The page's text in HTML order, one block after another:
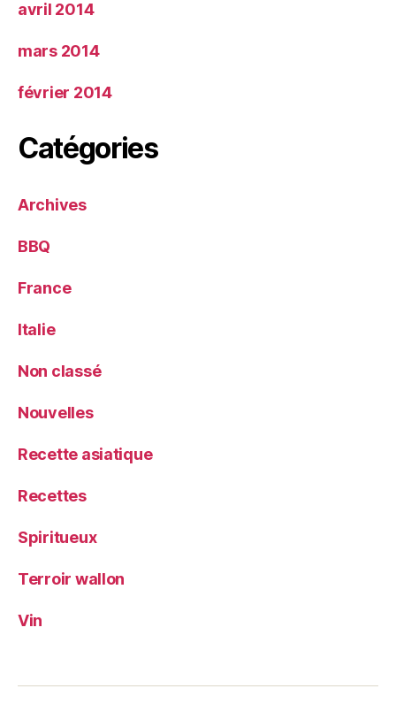
avril 2014
mars 2014
février 2014
Catégories
Archives
BBQ
France
Italie
Non classé
Nouvelles
Recette asiatique
Recettes
Spiritueux
Terroir wallon
Vin